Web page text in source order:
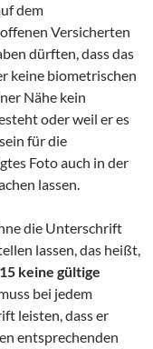
dem
Versicherten
dürften, dass das
keine biometrischen
Nähe kein
oder weil er es
für die
Foto auch in der
lassen.
die Unterschrift
lassen, das heißt,
keine gültige
bei jedem
leisten, dass er
entsprechenden